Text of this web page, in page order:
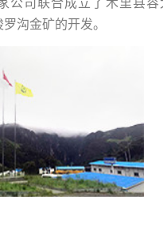
公司联合成立了木里县
沟金矿的开发。